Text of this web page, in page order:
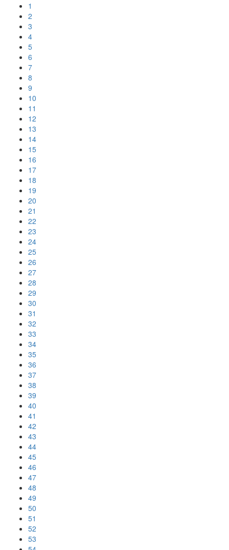
1
2
3
4
5
6
7
8
9
10
11
12
13
14
15
16
17
18
19
20
21
22
23
24
25
26
27
28
29
30
31
32
33
34
35
36
37
38
39
40
41
42
43
44
45
46
47
48
49
50
51
52
53